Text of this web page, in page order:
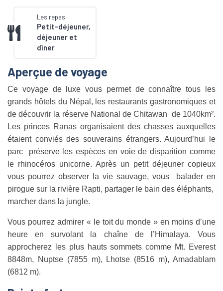
Les repas
Petit-déjeuner,
déjeuner et
dîner
Aperçue de voyage
Ce voyage de luxe vous permet de connaître tous les
grands hôtels du Népal, les restaurants gastronomiques et
de découvrir la réserve National de Chitawan de 1040km².
Les princes Ranas organisaient des chasses auxquelles
étaient conviés des souverains étrangers. Aujourd’hui le
parc préserve les espèces en voie de disparition comme
le rhinocéros unicorne. Après un petit déjeuner copieux
vous pourrez observer la vie sauvage, vous balader en
pirogue sur la rivière Rapti, partager le bain des éléphants,
marcher dans la jungle.
Vous pourrez admirer « le toit du monde » en moins d’une
heure en survolant la chaîne de l’Himalaya. Vous
approcherez les plus hauts sommets comme Mt. Everest
8848m, Nuptse (7855 m), Lhotse (8516 m), Amadablam
(6812 m).